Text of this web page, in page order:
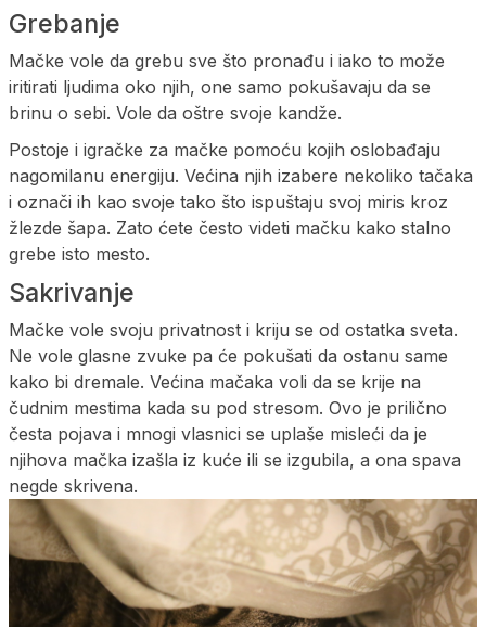
Grebanje
Mačke vole da grebu sve što pronađu i iako to može
iritirati ljudima oko njih, one samo pokušavaju da se
brinu o sebi. Vole da oštre svoje kandže.
Postoje i igračke za mačke pomoću kojih oslobađaju
nagomilanu energiju. Većina njih izabere nekoliko tačaka
i označi ih kao svoje tako što ispuštaju svoj miris kroz
žlezde šapa. Zato ćete često videti mačku kako stalno
grebe isto mesto.
Sakrivanje
Mačke vole svoju privatnost i kriju se od ostatka sveta.
Ne vole glasne zvuke pa će pokušati da ostanu same
kako bi dremale. Većina mačaka voli da se krije na
čudnim mestima kada su pod stresom. Ovo je prilično
česta pojava i mnogi vlasnici se uplaše misleći da je
njihova mačka izašla iz kuće ili se izgubila, a ona spava
negde skrivena.